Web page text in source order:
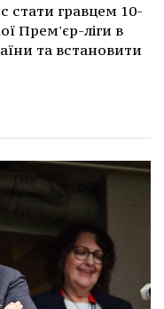
гравцем 10-
Прем'єр-ліги в
та встановити